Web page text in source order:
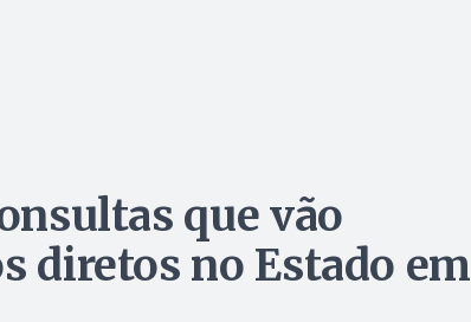
que vão
diretos no Estado em